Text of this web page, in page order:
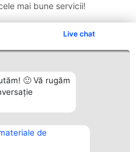
Live chat
🙂 Vă rugăm
de
mai bune servicii!
Contact